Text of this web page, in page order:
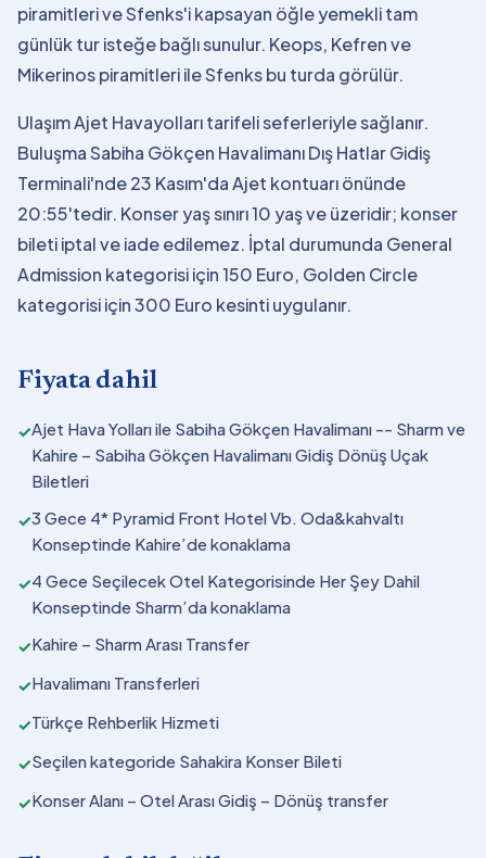
piramitleri ve Sfenks'i kapsayan öğle yemekli tam
günlük tur isteğe bağlı sunulur. Keops, Kefren ve
Mikerinos piramitleri ile Sfenks bu turda görülür.
Ulaşım Ajet Havayolları tarifeli seferleriyle sağlanır.
Buluşma Sabiha Gökçen Havalimanı Dış Hatlar Gidiş
Terminali'nde 23 Kasım'da Ajet kontuarı önünde
20:55'tedir. Konser yaş sınırı 10 yaş ve üzeridir; konser
bileti iptal ve iade edilemez. İptal durumunda General
Admission kategorisi için 150 Euro, Golden Circle
kategorisi için 300 Euro kesinti uygulanır.
Fiyata dahil
✓Ajet Hava Yolları ile Sabiha Gökçen Havalimanı -- Sharm ve
Kahire – Sabiha Gökçen Havalimanı Gidiş Dönüş Uçak
Biletleri
✓3 Gece 4* Pyramid Front Hotel Vb. Oda&kahvaltı
Konseptinde Kahire’de konaklama
✓4 Gece Seçilecek Otel Kategorisinde Her Şey Dahil
Konseptinde Sharm’da konaklama
✓Kahire – Sharm Arası Transfer
✓Havalimanı Transferleri
✓Türkçe Rehberlik Hizmeti
✓Seçilen kategoride Sahakira Konser Bileti
✓Konser Alanı – Otel Arası Gidiş – Dönüş transfer